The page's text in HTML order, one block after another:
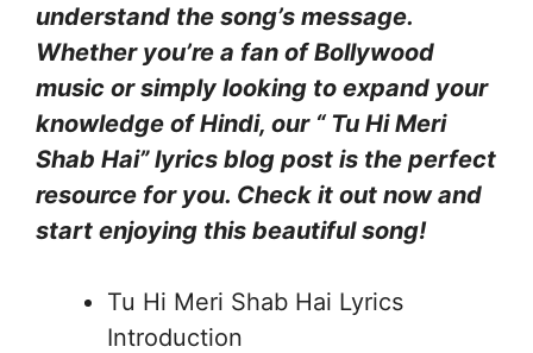
understand the song’s message.
Whether you’re a fan of Bollywood
music or simply looking to expand your
knowledge of Hindi, our “ Tu Hi Meri
Shab Hai” lyrics blog post is the perfect
resource for you. Check it out now and
start enjoying this beautiful song!
Tu Hi Meri Shab Hai Lyrics
Introduction